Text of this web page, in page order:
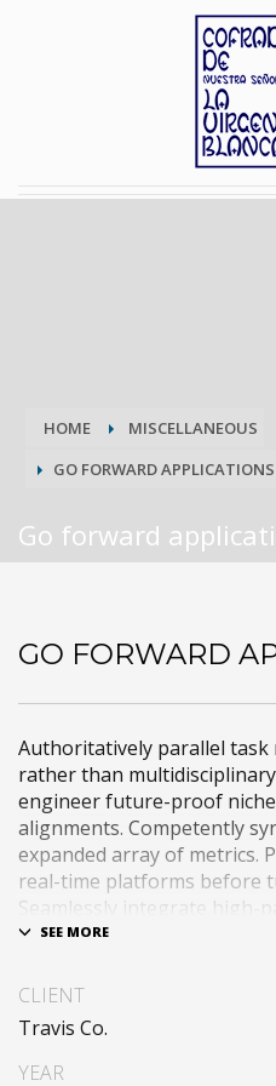
HOME
MISCELLANEOUS
GO FORWARD APPLICATIONS
Go forward
GO FORWARD
Authoritatively parallel task
rather than
engineer future-proof
alignments. Competently
expanded array of metrics.
real-time platforms before
Seamlessly integrate high-
after functional users.
Uniquely streamline future-
compelling leadership with
improvements. Interactively
CLIENT
Travis Co.
YEAR